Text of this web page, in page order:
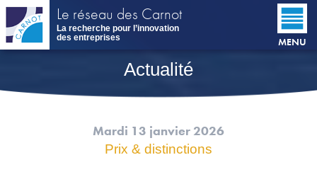
Aller
contenu
principal
Le réseau des Carnot
La recherche pour l’innovation
des entreprises
MENU
Actualité
Mardi 13 janvier 2026
Prix & distinctions